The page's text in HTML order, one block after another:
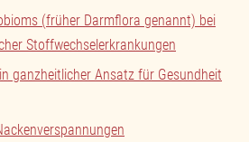
(früher Darmflora genannt) bei
Stoffwechselerkrankungen
ganzheitlicher Ansatz für Gesundheit